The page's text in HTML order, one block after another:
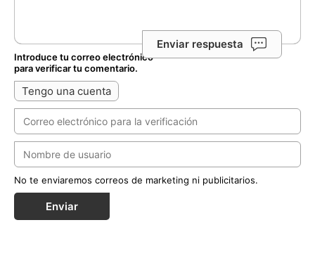
Enviar respuesta
Introduce tu correo electrónico
para verificar tu comentario.
Tengo una cuenta
No te enviaremos correos de marketing ni publicitarios.
Enviar